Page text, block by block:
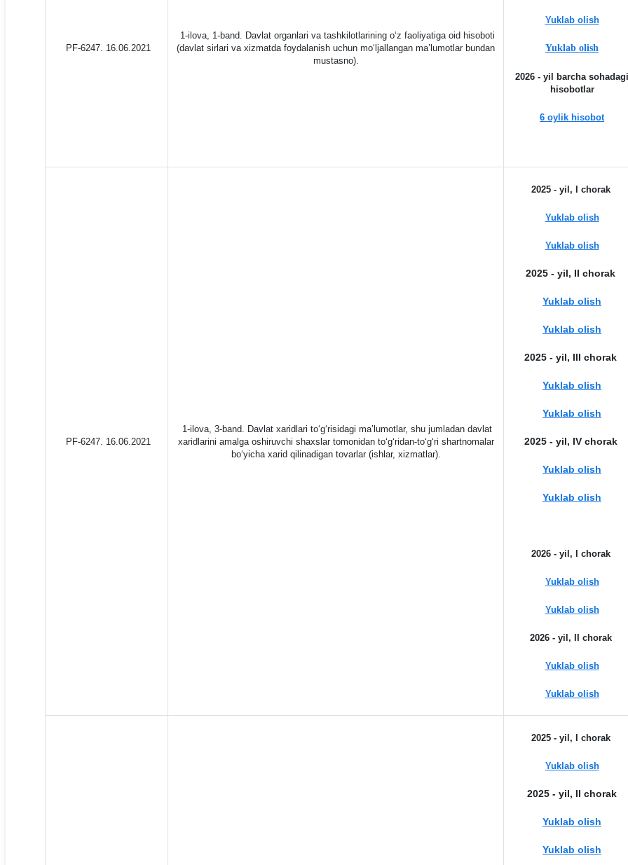
PF-6247. 16.06.2021
1-ilova, 1-band. Davlat organlari va tashkilotlarining o‘z faoliyatiga oid hisoboti
(davlat sirlari va xizmatda foydalanish uchun mo‘ljallangan ma’lumotlar bundan
mustasno).
Yuklab olish
Yuklab olish
2026 - yil barcha sohadagi
hisobotlar
6 oylik hisobot
PF-6247. 16.06.2021
1-ilova, 3-band. Davlat xaridlari to‘g‘risidagi ma’lumotlar, shu jumladan davlat
xaridlarini amalga oshiruvchi shaxslar tomonidan to‘g‘ridan-to‘g‘ri shartnomalar
bo‘yicha xarid qilinadigan tovarlar (ishlar, xizmatlar).
2025 - yil, I chorak
Yuklab olish
Yuklab olish
2025 - yil, II chorak
Yuklab olish
Yuklab olish
2025 - yil, III chorak
Yuklab olish
Yuklab olish
2025 - yil, IV chorak
Yuklab olish
Yuklab olish
2026 - yil, I chorak
Yuklab olish
Yuklab olish
2026 - yil, II chorak
Yuklab olish
Yuklab olish
2025 - yil, I chorak
Yuklab olish
2025 - yil, II chorak
Yuklab olish
Yuklab olish